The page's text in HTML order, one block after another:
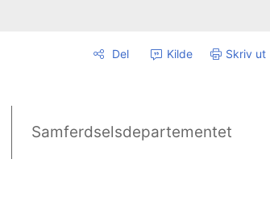
Del Kilde Skriv ut
Samferdselsdepartementet